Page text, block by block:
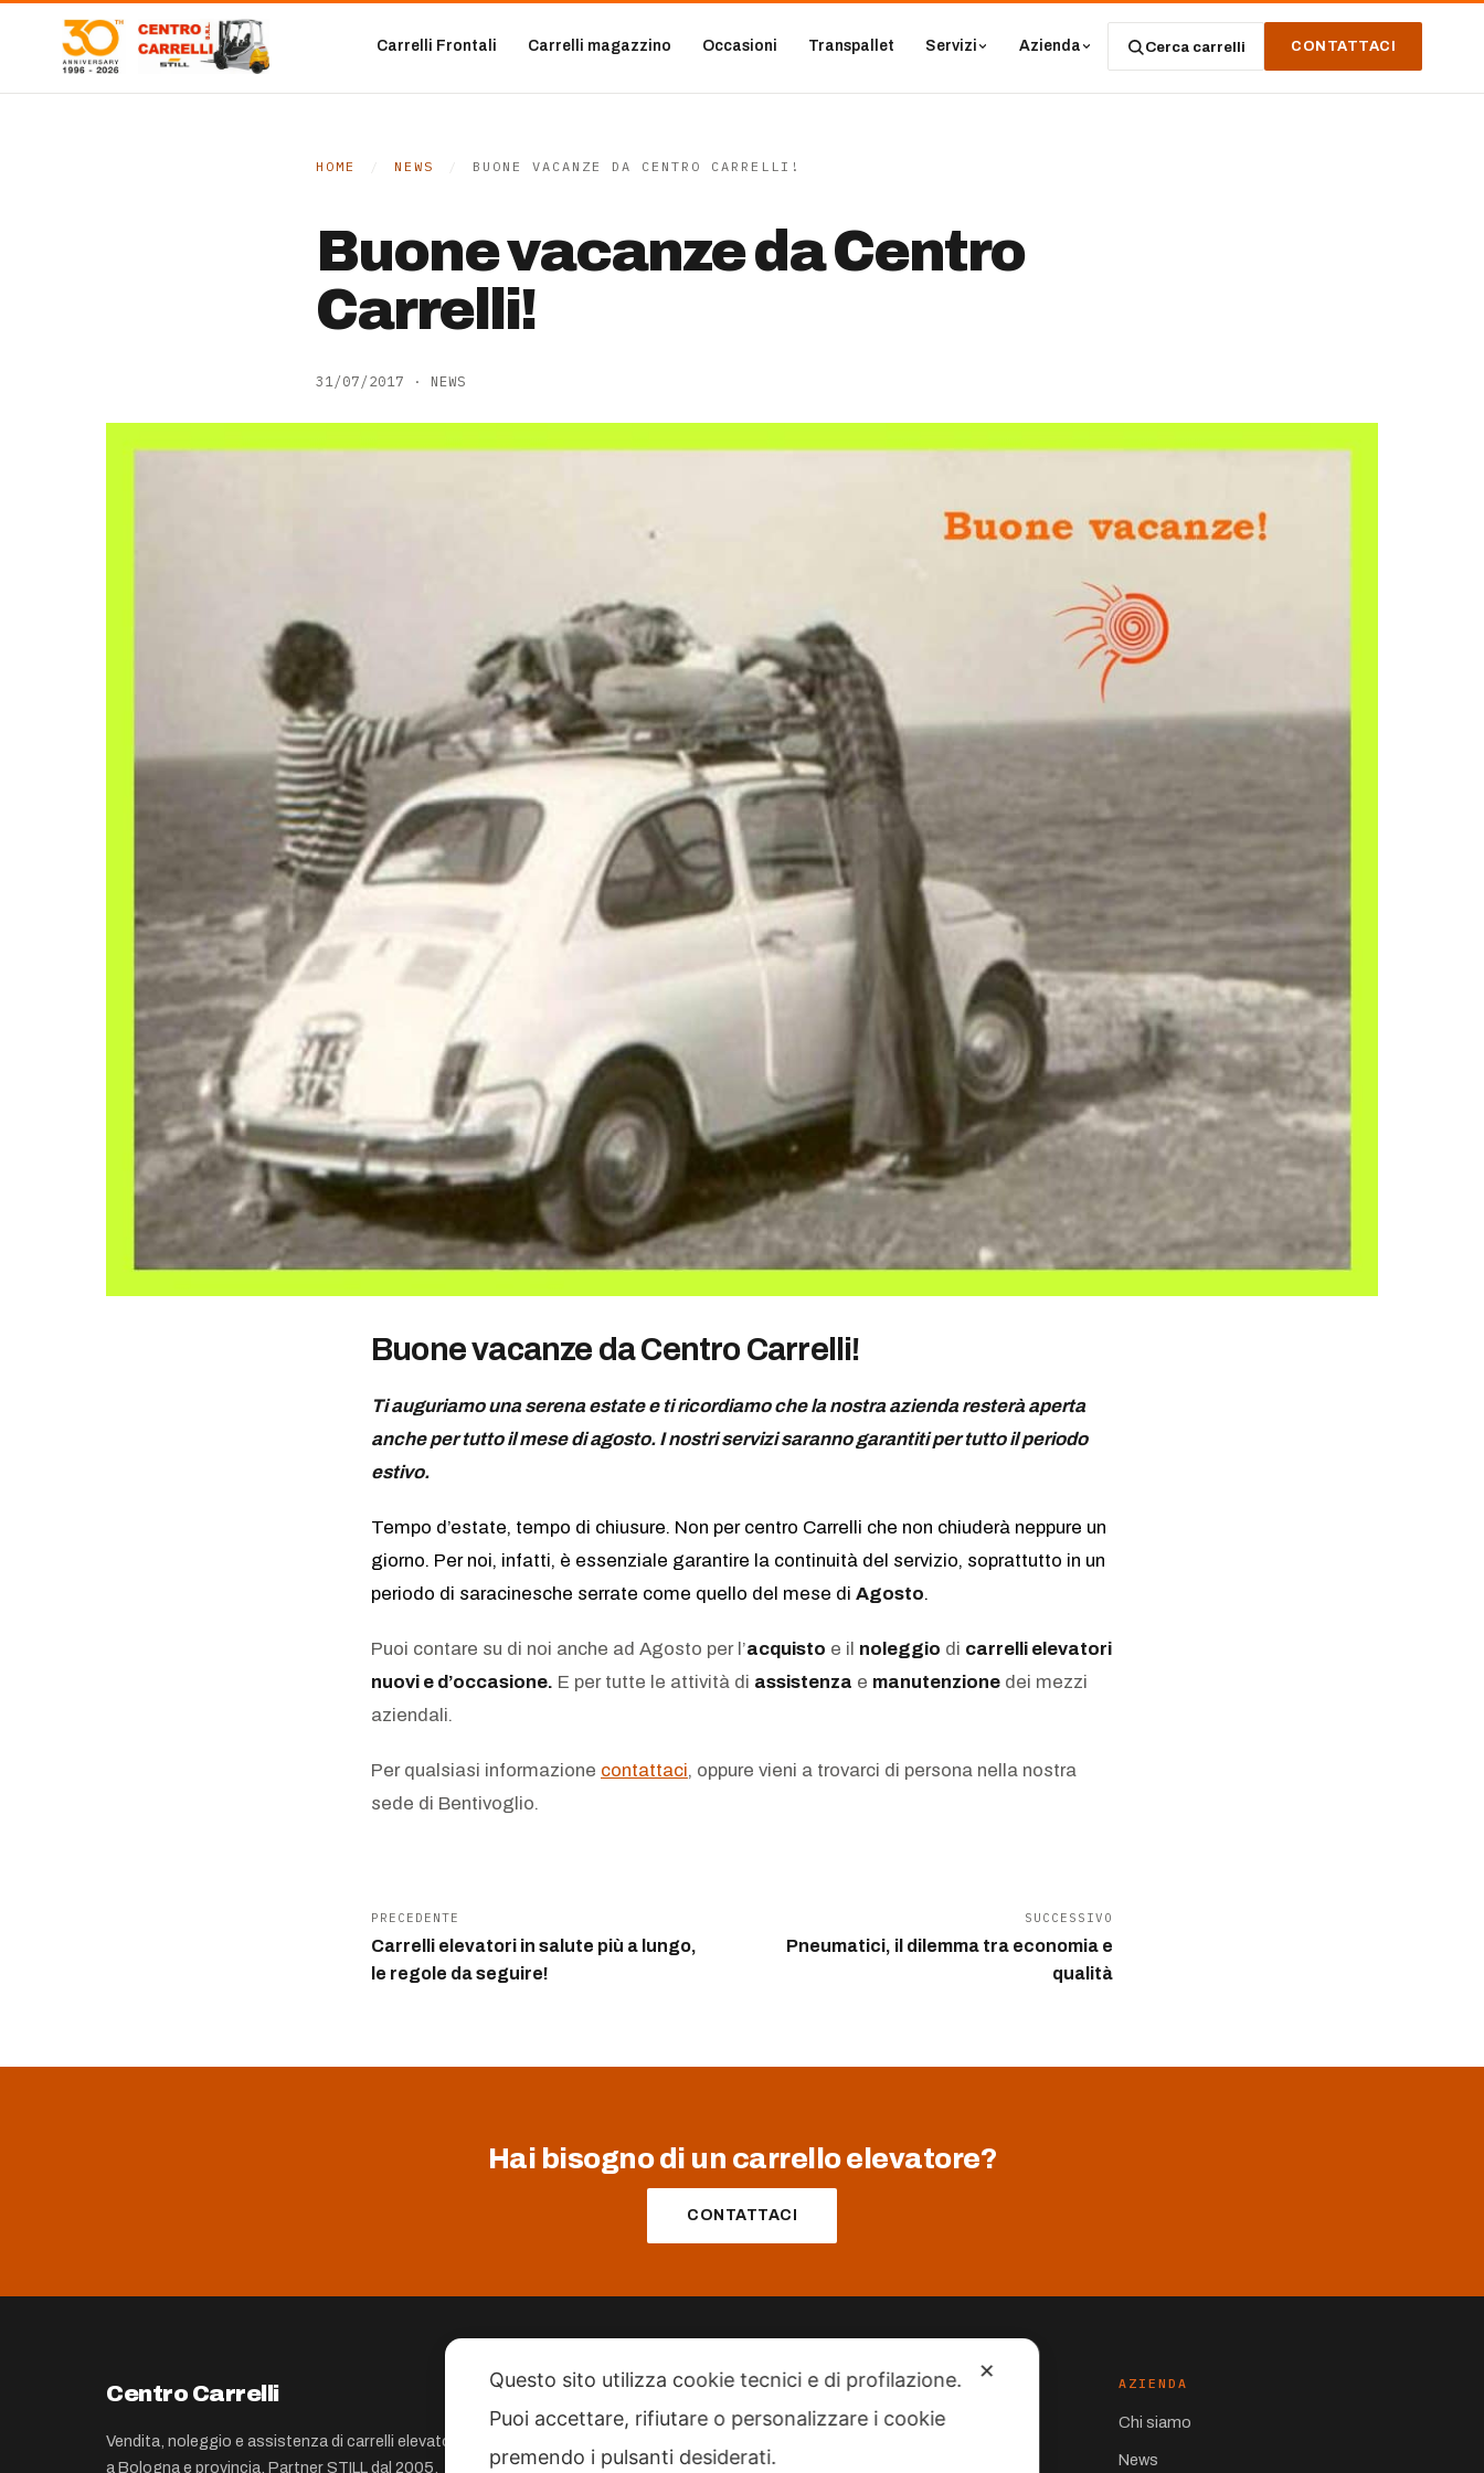
Carrelli Frontali Carrelli magazzino Occasioni Transpallet Servizi Azienda Cerca carrelli CONTATTACI
HOME NEWS BUONE VACANZE DA CENTRO CARRELLI!
Buone vacanze da Centro
Carrelli!
31/07/2017 · NEWS
Buone vacanze da Centro Carrelli!
Ti auguriamo una serena estate e ti ricordiamo che la nostra azienda resterà aperta
anche per tutto il mese di agosto. I nostri servizi saranno garantiti per tutto il periodo
estivo.
Tempo d’estate, tempo di chiusure. Non per centro Carrelli che non chiuderà neppure un
giorno. Per noi, infatti, è essenziale garantire la continuità del servizio, soprattutto in un
periodo di saracinesche serrate come quello del mese di Agosto.
Puoi contare su di noi anche ad Agosto per l’acquisto e il noleggio di carrelli elevatori
nuovi e d’occasione. E per tutte le attività di assistenza e manutenzione dei mezzi
aziendali.
Per qualsiasi informazione contattaci, oppure vieni a trovarci di persona nella nostra
sede di Bentivoglio.
PRECEDENTE
Carrelli elevatori in salute più a lungo,
le regole da seguire!
SUCCESSIVO
Pneumatici, il dilemma tra economia e
qualità
Hai bisogno di un carrello elevatore?
CONTATTACI
Centro Carrelli
Vendita, noleggio e assistenza di carrelli elevatori
a Bologna e provincia. Partner STILL dal 2005.
MEZZI
Carrelli Frontali
Carrelli magazzino
SERVIZI
Noleggio
AZIENDA
Chi siamo
News
✕
Questo sito utilizza cookie tecnici e di profilazione.
Puoi accettare, rifiutare o personalizzare i cookie
premendo i pulsanti desiderati.